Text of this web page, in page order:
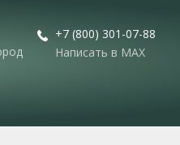
+7 (800) 301-07-88
Написать в MAX